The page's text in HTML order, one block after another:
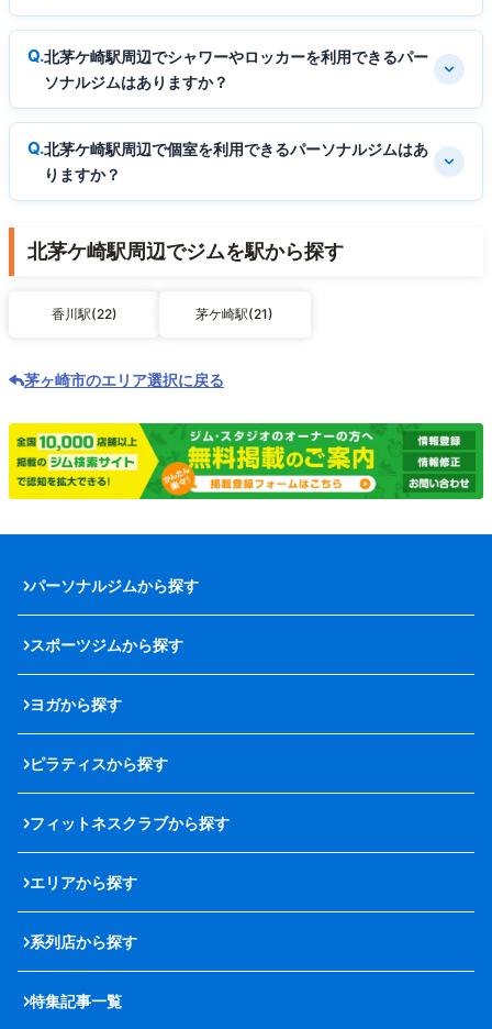
北茅ケ崎駅周辺でシャワーやロッカーを利用できるパー
ソナルジムはありますか？
北茅ケ崎駅周辺で個室を利用できるパーソナルジムはあ
りますか？
北茅ケ崎駅周辺でジムを駅から探す
香川駅(22) 茅ケ崎駅(21)
茅ヶ崎市のエリア選択に戻る
パーソナルジムから探す
スポーツジムから探す
ヨガから探す
ピラティスから探す
フィットネスクラブから探す
エリアから探す
系列店から探す
特集記事一覧